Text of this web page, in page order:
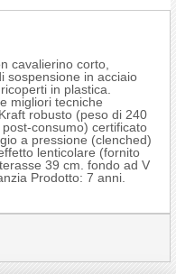
cavalierino corto,
sospensione in acciaio
in plastica.
migliori tecniche
robusto (peso di 240
consumo) certificato
a pressione (clenched)
lenticolare (fornito
39 cm. fondo ad V
Prodotto: 7 anni.